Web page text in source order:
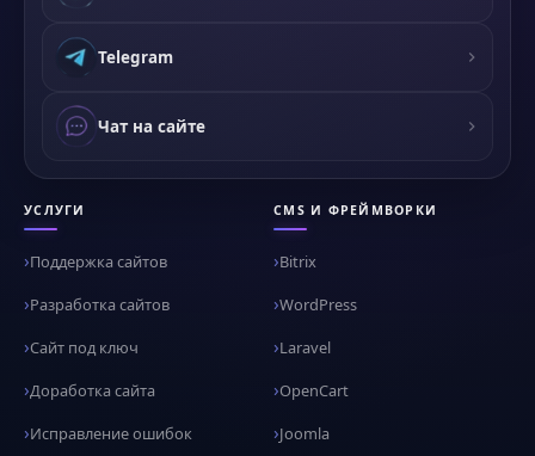
Telegram
Чат на сайте
УСЛУГИ
Поддержка сайтов
Разработка сайтов
Сайт под ключ
Доработка сайта
Исправление ошибок
CMS И ФРЕЙМВОРКИ
Bitrix
WordPress
Laravel
OpenCart
Joomla